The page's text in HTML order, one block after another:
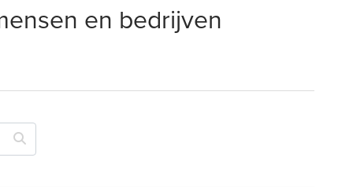
en bedrijven